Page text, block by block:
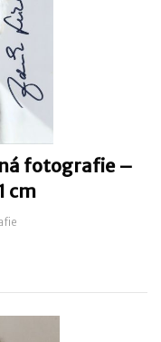
fotografie –
cm